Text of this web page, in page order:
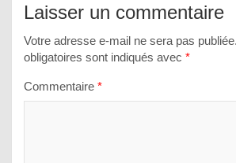
Laisser un commentaire
Votre adresse e-mail ne sera pas publiée.
obligatoires sont indiqués avec *
Commentaire *